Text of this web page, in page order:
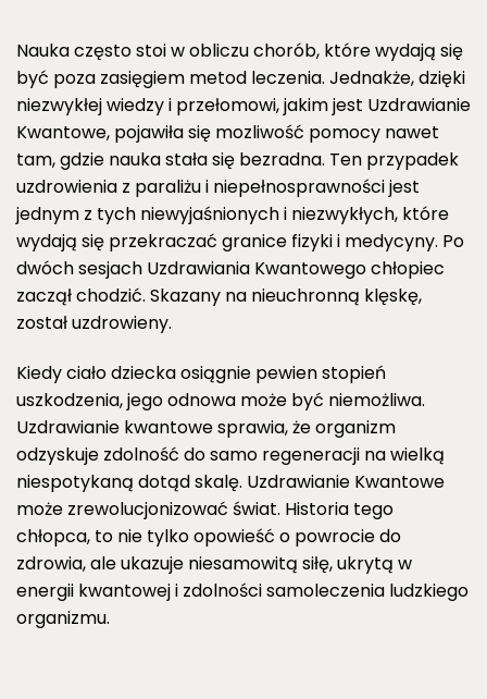
Nauka często stoi w obliczu chorób, które wydają się
być poza zasięgiem metod leczenia. Jednakże, dzięki
niezwykłej wiedzy i przełomowi, jakim jest Uzdrawianie
Kwantowe, pojawiła się mozliwość pomocy nawet
tam, gdzie nauka stała się bezradna. Ten przypadek
uzdrowienia z paraliżu i niepełnosprawności jest
jednym z tych niewyjaśnionych i niezwykłych, które
wydają się przekraczać granice fizyki i medycyny. Po
dwóch sesjach Uzdrawiania Kwantowego chłopiec
zaczął chodzić. Skazany na nieuchronną klęskę,
został uzdrowieny.
Kiedy ciało dziecka osiągnie pewien stopień
uszkodzenia, jego odnowa może być niemożliwa.
Uzdrawianie kwantowe sprawia, że organizm
odzyskuje zdolność do samo regeneracji na wielką
niespotykaną dotąd skalę. Uzdrawianie Kwantowe
może zrewolucjonizować świat. Historia tego
chłopca, to nie tylko opowieść o powrocie do
zdrowia, ale ukazuje niesamowitą siłę, ukrytą w
energii kwantowej i zdolności samoleczenia ludzkiego
organizmu.